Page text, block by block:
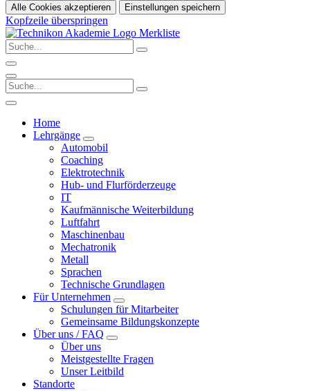
Alle Cookies akzeptieren Einstellungen speichern
Kopfzeile überspringen
Merkliste
Home
Lehrgänge
Automobil
Coaching
Elektrotechnik
Hub- und Flurförderzeuge
IT
Kaufmännische Weiterbildung
Luftfahrt
Maschinenbau
Mechatronik
Metall
Sprachen
Technische Grundlagen
Für Unternehmen
Schulungen für Mitarbeiter
Gemeinsame Bildungskonzepte
Über uns / FAQ
Über uns
Meistgestellte Fragen
Unser Leitbild
Standorte